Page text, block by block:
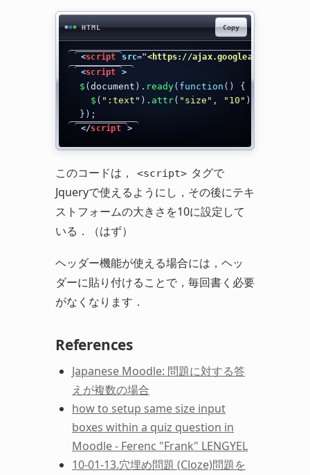
HTML Copy
<script src="<https://ajax.googleapis.com/
<script >
$ (document ) . ready( function ( )
{
$ ( ":text" ) . attr( "size" , "10" )
} ) ;
</script >
このコードは， <script> タグで
Jqueryで使えるようにし，その後にテキ
ストフォームの大きさを10に設定して
いる．（はず）
ヘッダー機能が使える場合には，ヘッ
ダーに貼り付けることで，毎回書く必要
がなくなります．
References
Japanese Moodle: 問題に対する答
えが複数の場合
how to setup same size input
boxes within a quiz question in
Moodle - Ferenc "Frank" LENGYEL
10-01-13.穴埋め問題 (Cloze)問題を